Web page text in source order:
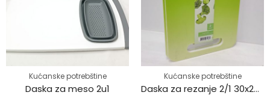
Kućanske potrebštine
Daska za meso 2u1
Kućanske potrebštine
Daska za rezanje 2/1 30x20cm